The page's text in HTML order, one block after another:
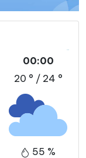
00:00
20 ° / 24 °
55 %